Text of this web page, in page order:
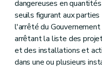
Art. 218
Art. 219
Art. 220
Art. 221
Art. 222
Art. 223
Art. 224
dangereuses en
seuils figurant aux
l'arrêté du
arrêtant la liste des
et des installations et
dans une ou plusieurs